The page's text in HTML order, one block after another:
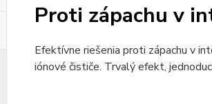
Proti zápachu v
Efektívne riešenia proti zápachu v
iónové čističe. Trvalý efekt,